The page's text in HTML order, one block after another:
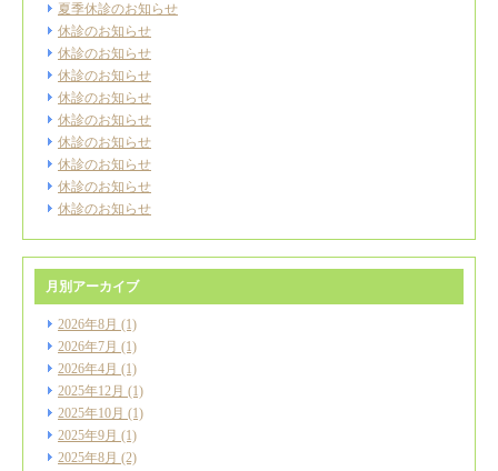
夏季休診のお知らせ
休診のお知らせ
休診のお知らせ
休診のお知らせ
休診のお知らせ
休診のお知らせ
休診のお知らせ
休診のお知らせ
休診のお知らせ
休診のお知らせ
月別アーカイブ
2026年8月 (1)
2026年7月 (1)
2026年4月 (1)
2025年12月 (1)
2025年10月 (1)
2025年9月 (1)
2025年8月 (2)